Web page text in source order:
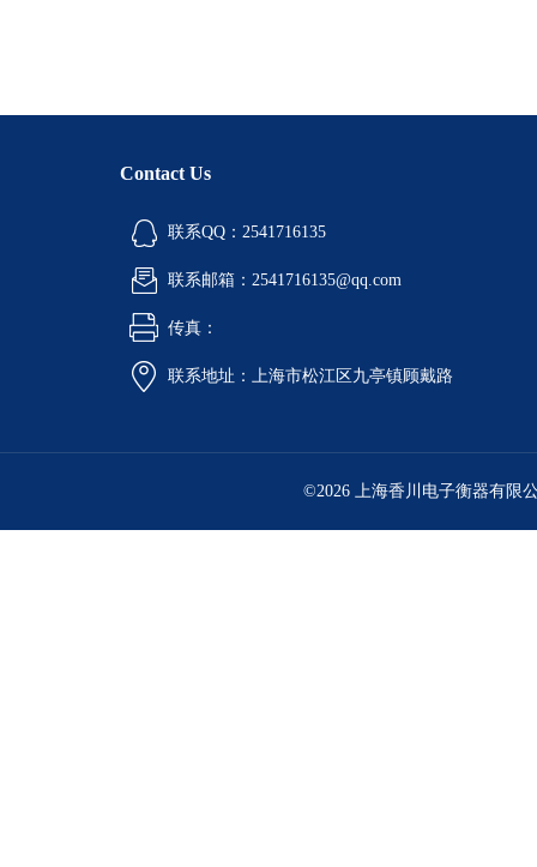
Contact Us
联系QQ：2541716135
联系邮箱：2541716135@qq.com
传真：
联系地址：上海市松江区九亭镇顾戴路
©2026 上海香川电子衡器有限